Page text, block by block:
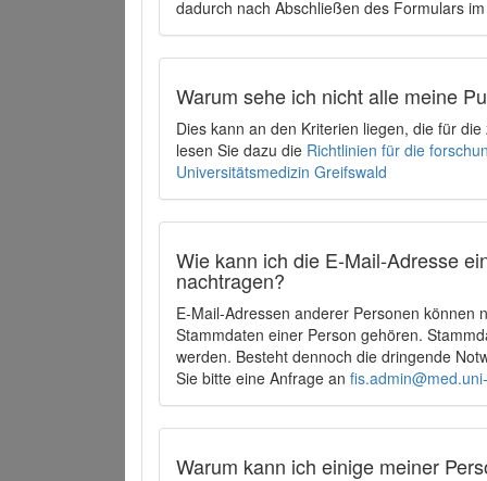
dadurch nach Abschließen des Formulars
Warum sehe ich nicht alle meine
Dies kann an den Kriterien liegen, die für
lesen Sie dazu die Richtlinien für die
Universitätsmedizin Greifswald
Wie kann ich die E-Mail-Adresse
nachtragen?
E-Mail-Adressen anderer Personen können
Stammdaten einer Person gehören.
werden. Besteht dennoch die dringende
Sie bitte eine Anfrage an
Warum kann ich einige meiner